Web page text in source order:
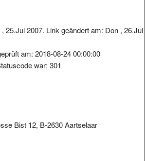
25.Jul 2007. Link geändert am: Don , 26.Jul
am: 2018-08-24 00:00:00
war: 301
Bist 12, B-2630 Aartselaar